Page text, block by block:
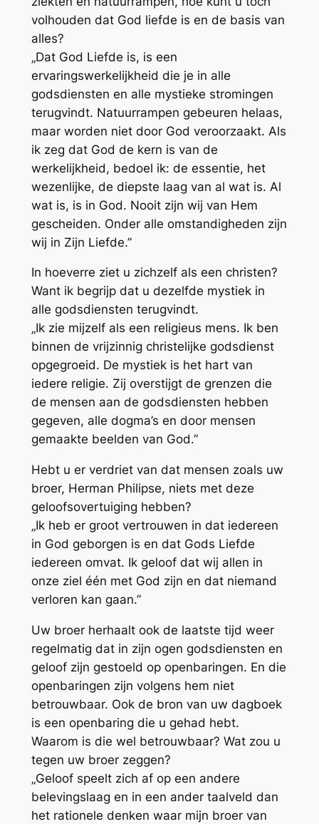
volhouden dat God liefde is en de basis van
alles?
„Dat God Liefde is, is een
ervaringswerkelijkheid die je in alle
godsdiensten en alle mystieke stromingen
terugvindt. Natuurrampen gebeuren helaas,
maar worden niet door God veroorzaakt. Als
ik zeg dat God de kern is van de
werkelijkheid, bedoel ik: de essentie, het
wezenlijke, de diepste laag van al wat is. Al
wat is, is in God. Nooit zijn wij van Hem
gescheiden. Onder alle omstandigheden zijn
wij in Zijn Liefde.”
In hoeverre ziet u zichzelf als een christen?
Want ik begrijp dat u dezelfde mystiek in
alle godsdiensten terugvindt.
„Ik zie mijzelf als een religieus mens. Ik ben
binnen de vrijzinnig christelijke godsdienst
opgegroeid. De mystiek is het hart van
iedere religie. Zij overstijgt de grenzen die
de mensen aan de godsdiensten hebben
gegeven, alle dogma’s en door mensen
gemaakte beelden van God.”
Hebt u er verdriet van dat mensen zoals uw
broer, Herman Philipse, niets met deze
geloofsovertuiging hebben?
„Ik heb er groot vertrouwen in dat iedereen
in God geborgen is en dat Gods Liefde
iedereen omvat. Ik geloof dat wij allen in
onze ziel één met God zijn en dat niemand
verloren kan gaan.”
Uw broer herhaalt ook de laatste tijd weer
regelmatig dat in zijn ogen godsdiensten en
geloof zijn gestoeld op openbaringen. En die
openbaringen zijn volgens hem niet
betrouwbaar. Ook de bron van uw dagboek
is een openbaring die u gehad hebt.
Waarom is die wel betrouwbaar? Wat zou u
tegen uw broer zeggen?
„Geloof speelt zich af op een andere
belevingslaag en in een ander taalveld dan
het rationele denken waar mijn broer van